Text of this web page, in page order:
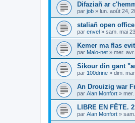
Difaziañ ar
par job » lun. août 24,
staliañ open
par envel » sam. mai
Kemer ma flas
par Malo-net » mer.
Sikour din gant
par 100drine » dim.
An Drouizig war
par Alan Monfort »
LIBRE EN FÊTE.
par Alan Monfort »